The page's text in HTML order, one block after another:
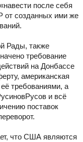
после себя
от созданных ими же
Рады, также
требование
на Донбассе
американская
требованиями, а
и всё
поставок
что США являются